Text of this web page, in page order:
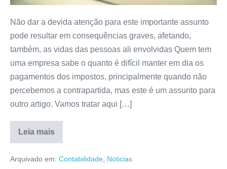
Não dar a devida atenção para este importante assunto
pode resultar em consequências graves, afetando,
também, as vidas das pessoas ali envolvidas Quem tem
uma empresa sabe o quanto é difícil manter em dia os
pagamentos dos impostos, principalmente quando não
percebemos a contrapartida, mas este é um assunto para
outro artigo. Vamos tratar aqui […]
Leia mais
Arquivado em: Contabilidade Noticias